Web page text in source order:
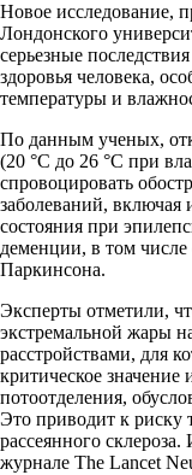
Новое исследование,
Лондонского
серьезные
здоровья человека,
температуры и
По данным ученых,
(20 °C до 26 °C при
спровоцировать
заболеваний, включая
состояния при
деменции, в том
Паркинсона.
Эксперты отметили,
экстремальной жары
расстройствами, для
критическое
потоотделения,
Это приводит к риску
рассеянного
журнале The Lancet